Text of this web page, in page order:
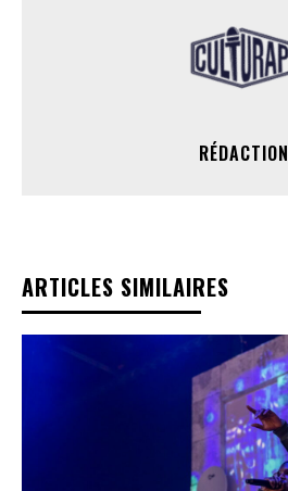
RÉDACTION
ARTICLES SIMILAIRES